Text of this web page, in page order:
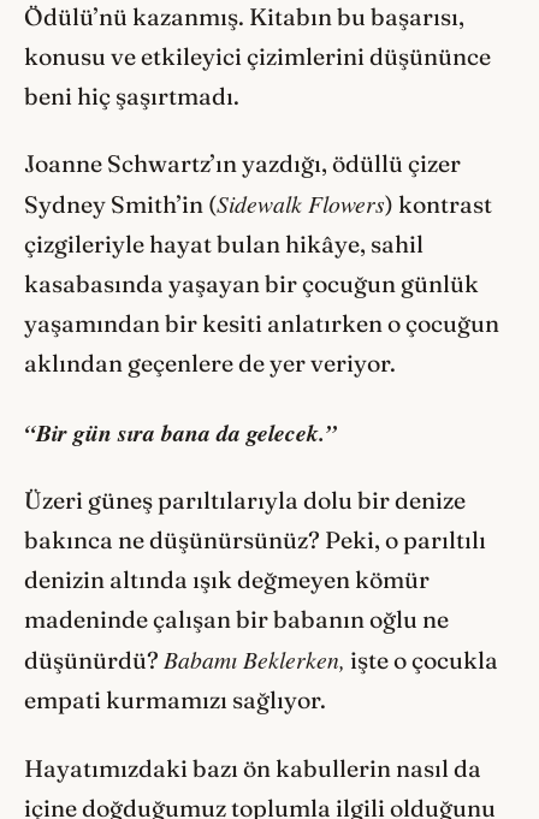
Ödülü’nü kazanmış. Kitabın bu başarısı,
konusu ve etkileyici çizimlerini düşününce
beni hiç şaşırtmadı.
Joanne Schwartz’ın yazdığı, ödüllü çizer
Sydney Smith’in (Sidewalk Flowers) kontrast
çizgileriyle hayat bulan hikâye, sahil
kasabasında yaşayan bir çocuğun günlük
yaşamından bir kesiti anlatırken o çocuğun
aklından geçenlere de yer veriyor.
“Bir gün sıra bana da gelecek.”
Üzeri güneş parıltılarıyla dolu bir denize
bakınca ne düşünürsünüz? Peki, o parıltılı
denizin altında ışık değmeyen kömür
madeninde çalışan bir babanın oğlu ne
düşünürdü? Babamı Beklerken, işte o çocukla
empati kurmamızı sağlıyor.
Hayatımızdaki bazı ön kabullerin nasıl da
içine doğduğumuz toplumla ilgili olduğunu